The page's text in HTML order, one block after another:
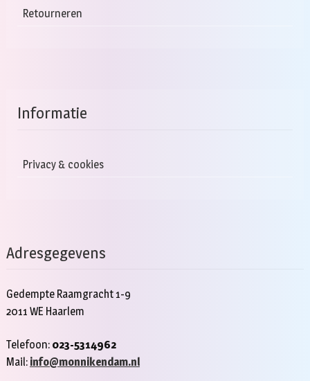
Retourneren
Informatie
Privacy & cookies
Adresgegevens
Gedempte Raamgracht 1-9
2011 WE Haarlem
Telefoon: 023-5314962
Mail: info@monnikendam.nl